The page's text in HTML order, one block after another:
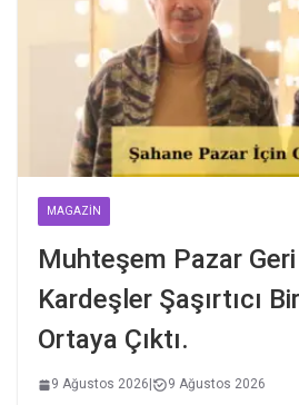
MAGAZIN
Muhteşem Pazar
Kardeşler Şaşırtıcı
Ortaya Çıktı.
9 Ağustos 2026 9 Ağustos 2026